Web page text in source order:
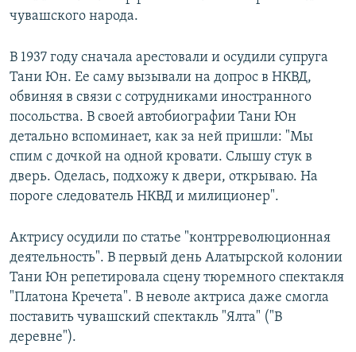
чувашского народа.
В 1937 году сначала арестовали и осудили супруга
Тани Юн. Ее саму вызывали на допрос в НКВД,
обвиняя в связи с сотрудниками иностранного
посольства. В своей автобиографии Тани Юн
детально вспоминает, как за ней пришли: "Мы
спим с дочкой на одной кровати. Слышу стук в
дверь. Оделась, подхожу к двери, открываю. На
пороге следователь НКВД и милиционер".
Актрису осудили по статье "контрреволюционная
деятельность". В первый день Алатырской колонии
Тани Юн репетировала сцену тюремного спектакля
"Платона Кречета". В неволе актриса даже смогла
поставить чувашский спектакль "Ялта" ("В
деревне").